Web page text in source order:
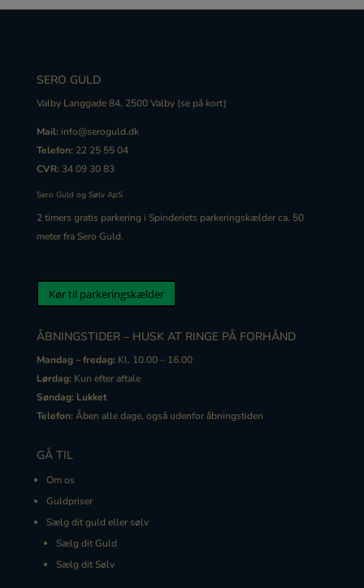
SERO GULD
Valby Langgade 84, 2500 Valby (se på kort)
Mail: info@seroguld.dk
Telefon: 22 25 55 04
CVR: 34 09 30 83
Sero Guld og Sølv ApS
2 timers gratis parkering i Spinderiets parkeringskælder ca. 50
meter fra Sero Guld.
Kør til parkeringskælder
ÅBNINGSTIDER – HUSK AT RINGE PÅ FORHÅND
Mandag – fredag: Kl. 10.00 – 16.00
Lørdag: Kun efter aftale
Søndag: Lukket
Telefon: Åben alle dage, også udenfor åbningstiden
GÅ TIL
Om os
Guldpriser
Sælg dit guld eller sølv
Sælg dit Guld
Sælg dit Sølv